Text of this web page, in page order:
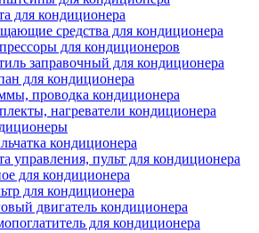
для кондиционера
средства для кондиционера
для кондиционеров
заправочный для кондиционера
для кондиционера
проводка кондиционера
нагреватели кондиционера
кондиционера
управления, пульт для кондиционера
для кондиционера
для кондиционера
двигатель кондиционера
для кондиционера